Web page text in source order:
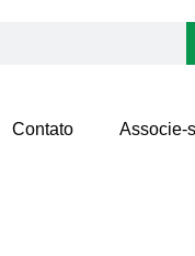
Contato Associe-